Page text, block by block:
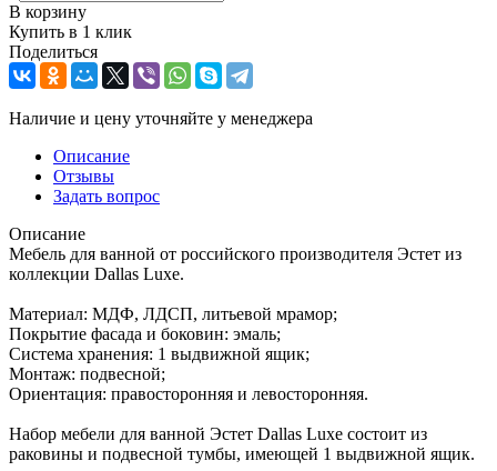
В корзину
Купить в 1 клик
Поделиться
Наличие и цену уточняйте у менеджера
Описание
Отзывы
Задать вопрос
Описание
Мебель для ванной от российского производителя Эстет из
коллекции Dallas Luxe.
Материал: МДФ, ЛДСП, литьевой мрамор;
Покрытие фасада и боковин: эмаль;
Система хранения: 1 выдвижной ящик;
Монтаж: подвесной;
Ориентация: правосторонняя и левосторонняя.
Набор мебели для ванной Эстет Dallas Luxe состоит из
раковины и подвесной тумбы, имеющей 1 выдвижной ящик.